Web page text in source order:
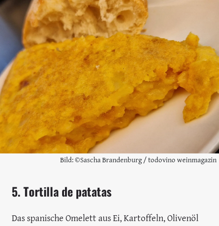
Bild: ©Sascha Brandenburg / todovino weinmagazin
5. Tortilla de patatas
Das spanische Omelett aus Ei, Kartoffeln, Olivenöl